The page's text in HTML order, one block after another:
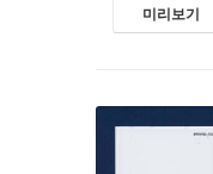
미리보기